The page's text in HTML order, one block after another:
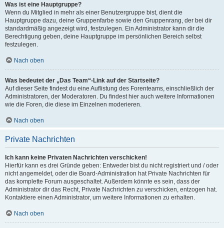
Was ist eine Hauptgruppe?
Wenn du Mitglied in mehr als einer Benutzergruppe bist, dient die
Hauptgruppe dazu, deine Gruppenfarbe sowie den Gruppenrang, der bei dir
standardmäßig angezeigt wird, festzulegen. Ein Administrator kann dir die
Berechtigung geben, deine Hauptgruppe im persönlichen Bereich selbst
festzulegen.
Nach oben
Was bedeutet der „Das Team“-Link auf der Startseite?
Auf dieser Seite findest du eine Auflistung des Forenteams, einschließlich der
Administratoren, der Moderatoren. Du findest hier auch weitere Informationen
wie die Foren, die diese im Einzelnen moderieren.
Nach oben
Private Nachrichten
Ich kann keine Privaten Nachrichten verschicken!
Hierfür kann es drei Gründe geben: Entweder bist du nicht registriert und / oder
nicht angemeldet, oder die Board-Administration hat Private Nachrichten für
das komplette Forum ausgeschaltet. Außerdem könnte es sein, dass der
Administrator dir das Recht, Private Nachrichten zu verschicken, entzogen hat.
Kontaktiere einen Administrator, um weitere Informationen zu erhalten.
Nach oben